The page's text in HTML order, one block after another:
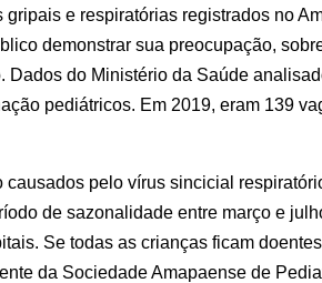
e respiratórias registrados no
demonstrar sua preocupação,
do Ministério da Saúde
pediátricos. Em 2019, eram 139
pelo vírus sincicial
de sazonalidade entre março e
Se todas as crianças ficam
da Sociedade Amapaense de